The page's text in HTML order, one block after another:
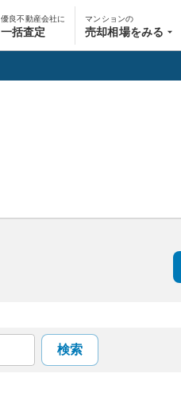
優良不動産会社に
一括査定
マンションの
売却相場をみる
検索